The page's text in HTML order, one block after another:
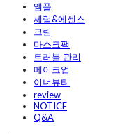
앰플
세럼&에센스
크림
마스크팩
트러블 관리
메이크업
이너뷰티
review
NOTICE
Q&A